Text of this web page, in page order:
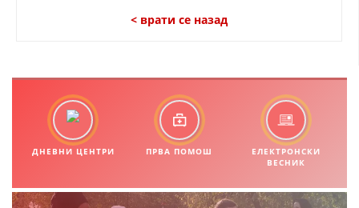
< врати се назад
ДНЕВНИ ЦЕНТРИ ПРВА ПОМОШ
ЕЛЕКТРОНСКИ
ВЕСНИК